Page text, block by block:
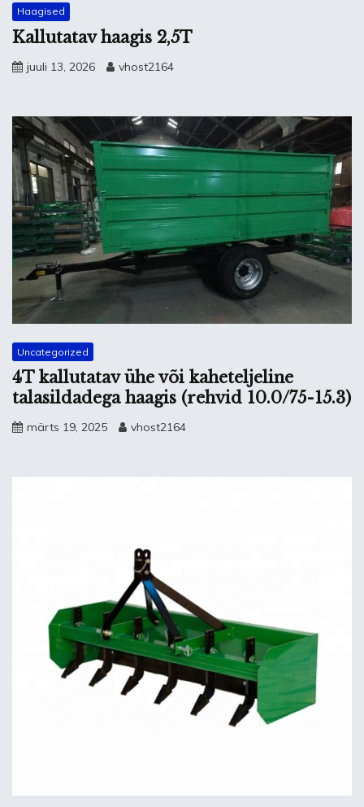
Haagised
Kallutatav haagis 2,5T
juuli 13, 2026 vhost2164
Uncategorized
4T kallutatav ühe või kaheteljeline
talasildadega haagis (rehvid 10.0/75-15.3)
märts 19, 2025 vhost2164